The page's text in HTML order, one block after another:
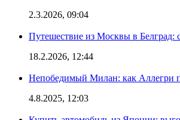
2.3.2026, 09:04
Путешествие из Москвы в Белград:
18.2.2026, 12:44
Непобедимый Милан: как Аллегри
4.8.2025, 12:03